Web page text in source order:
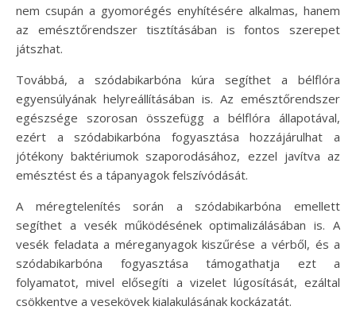
nem csupán a gyomorégés enyhítésére alkalmas, hanem
az emésztőrendszer tisztításában is fontos szerepet
játszhat.
Továbbá, a szódabikarbóna kúra segíthet a bélflóra
egyensúlyának helyreállításában is. Az emésztőrendszer
egészsége szorosan összefügg a bélflóra állapotával,
ezért a szódabikarbóna fogyasztása hozzájárulhat a
jótékony baktériumok szaporodásához, ezzel javítva az
emésztést és a tápanyagok felszívódását.
A méregtelenítés során a szódabikarbóna emellett
segíthet a vesék működésének optimalizálásában is. A
vesék feladata a méreganyagok kiszűrése a vérből, és a
szódabikarbóna fogyasztása támogathatja ezt a
folyamatot, mivel elősegíti a vizelet lúgosítását, ezáltal
csökkentve a vesekövek kialakulásának kockázatát.